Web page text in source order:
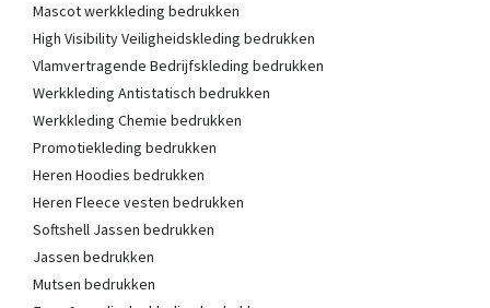
Mascot werkkleding bedrukken
High Visibility Veiligheidskleding bedrukken
Vlamvertragende Bedrijfskleding bedrukken
Werkkleding Antistatisch bedrukken
Werkkleding Chemie bedrukken
Promotiekleding bedrukken
Heren Hoodies bedrukken
Heren Fleece vesten bedrukken
Softshell Jassen bedrukken
Jassen bedrukken
Mutsen bedrukken